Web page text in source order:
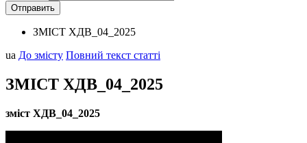
ЗМІСТ ХДВ_04_2025
ua До змісту Повний текст статті
ЗМІСТ ХДВ_04_2025
зміст ХДВ_ 04_2025